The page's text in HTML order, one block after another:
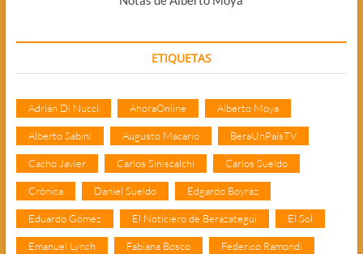
ETIQUETAS
Adrián Di Nucci AhoraOnline Alberto Moya
Alberto Sabini Augusto Macario BeraUnPaisTV
Cacho Javier Carlos Siniscalchi Carlos Sueldo
Crónica Daniel Sueldo Edgardo Boyraz
Eduardo Gómez El Noticiero de Berazategui El Sol
Emanuel Lynch Fabiana Bosco Federico Ramondi